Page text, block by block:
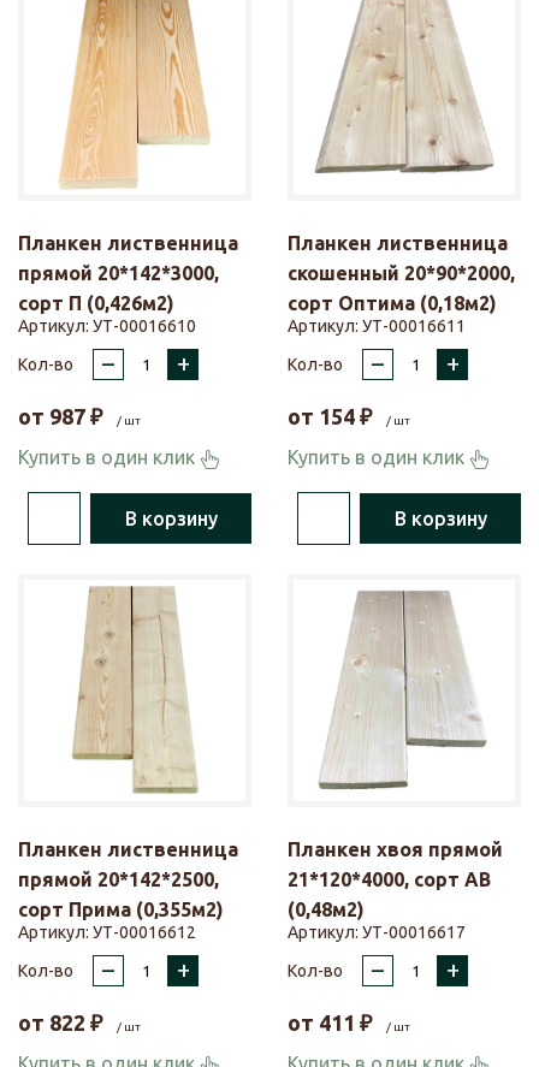
Планкен лиственница
прямой 20*142*3000,
сорт П (0,426м2)
Артикул: УТ-00016610
Кол-во
– +
от 987 ₽ / шт
Купить в один клик
В корзину
Планкен лиственница
скошенный 20*90*2000,
сорт Оптима (0,18м2)
Артикул: УТ-00016611
Кол-во
– +
от 154 ₽ / шт
Купить в один клик
В корзину
Планкен лиственница
прямой 20*142*2500,
сорт Прима (0,355м2)
Артикул: УТ-00016612
Кол-во
– +
от 822 ₽ / шт
Планкен хвоя прямой
21*120*4000, сорт АВ
(0,48м2)
Артикул: УТ-00016617
Кол-во
– +
от 411 ₽ / шт